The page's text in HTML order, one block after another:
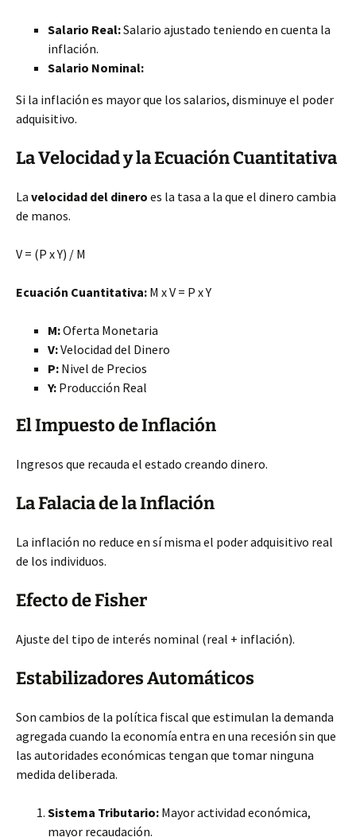
Salario Real:Salario ajustado teniendo en cuenta la
inflación.
Salario Nominal:
Si la inflación es mayor que los salarios, disminuye el poder
adquisitivo.
La Velocidad y la Ecuación Cuantitativa
La velocidad del dinero es la tasa a la que el dinero cambia
de manos.
V = (P x Y) / M
Ecuación Cuantitativa: M x V = P x Y
M:Oferta Monetaria
V:Velocidad del Dinero
P: Nivel de Precios
Y: Producción Real
El Impuesto de Inflación
Ingresos que recauda el estado creando dinero.
La Falacia de la Inflación
La inflación no reduce en sí misma el poder adquisitivo real
de los individuos.
Efecto de Fisher
Ajuste del tipo de interés nominal (real + inflación).
Estabilizadores Automáticos
Son cambios de la política fiscal que estimulan la demanda
agregada cuando la economía entra en una recesión sin que
las autoridades económicas tengan que tomar ninguna
medida deliberada.
Sistema Tributario: Mayor actividad económica,
mayor recaudación.